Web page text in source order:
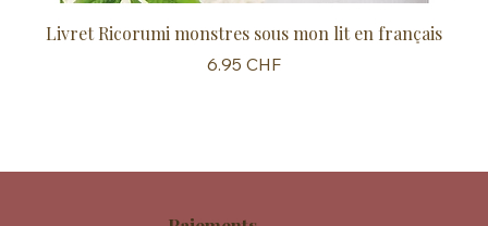
Livret Ricorumi monstres sous mon lit en français
Prix
6.95 CHF